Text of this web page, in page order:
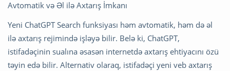
Avtomatik və Əl ilə Axtarış İmkanı
Yeni ChatGPT Search funksiyası həm avtomatik, həm də əl
ilə axtarış rejimində işləyə bilir. Belə ki, ChatGPT,
istifadəçinin sualına əsasən internetdə axtarış ehtiyacını özü
təyin edə bilir. Alternativ olaraq, istifadəçi yeni veb axtarış